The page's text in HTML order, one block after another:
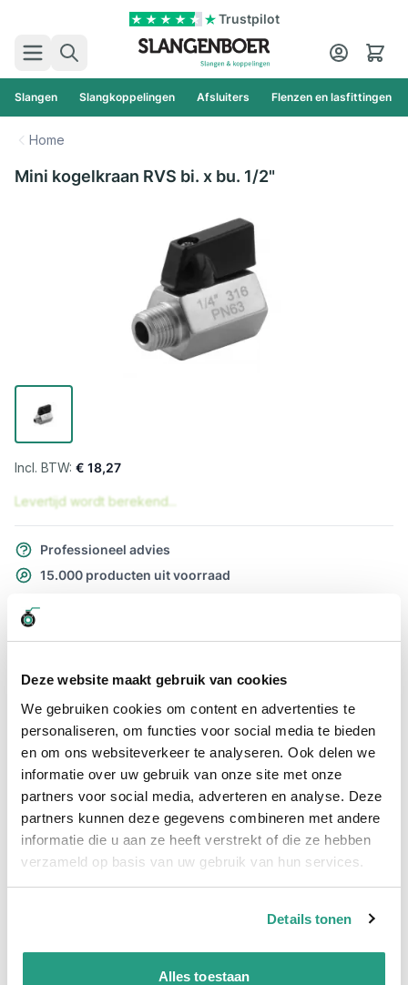
Deze website maakt gebruik van cookies
We gebruiken cookies om content en advertenties te
personaliseren, om functies voor social media te bieden
en om ons websiteverkeer te analyseren. Ook delen we
informatie over uw gebruik van onze site met onze
partners voor social media, adverteren en analyse. Deze
partners kunnen deze gegevens combineren met andere
informatie die u aan ze heeft verstrekt of die ze hebben
verzameld op basis van uw gebruik van hun services.
Details tonen
Alles toestaan
Trustpilot
Zoek
Cart
Slangen Slangkoppelingen Afsluiters Flenzen en lasfittingen
Home
Mini kogelkraan RVS bi. x bu. 1/2"
€ 18,27
Levertijd wordt berekend...
Professioneel advies
15.000 producten uit voorraad
Snel naar
Meer informatie
Meer informatie
Maatvoering koppeling 1/2"
Vragen? Neem dan nu contact op
We zijn beschikbaar van ma t/m vr van 08:00 tot 17:00 uur.
Neem contact met ons op